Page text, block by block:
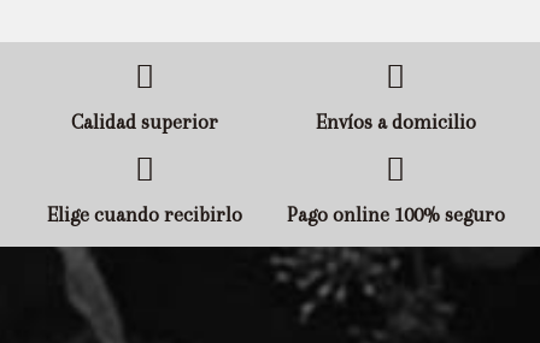
Calidad superior Envíos a domicilio
Elige cuando recibirlo Pago online 100% seguro